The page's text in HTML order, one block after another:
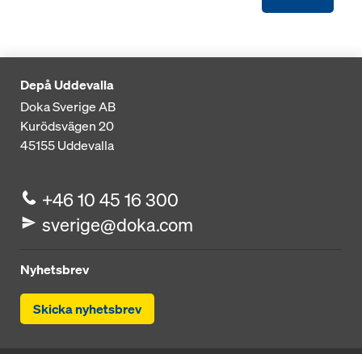
Depå Uddevalla
Doka Sverige AB
Kurödsvägen 20
45155Uddevalla
+46 10 45 16 300
sverige@doka.com
Nyhetsbrev
Skicka nyhetsbrev